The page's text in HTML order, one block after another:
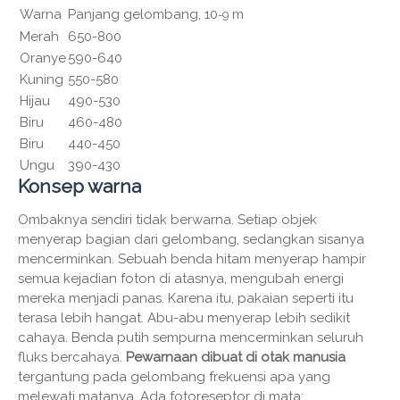
Warna Panjang gelombang, 10-9 m
Merah
650-800
Oranye590-640
Kuning 550-580
Hijau
490-530
Biru
460-480
Biru
440-450
Ungu
390-430
Konsep warna
Ombaknya sendiri tidak berwarna. Setiap objek
menyerap bagian dari gelombang, sedangkan sisanya
mencerminkan. Sebuah benda hitam menyerap hampir
semua kejadian foton di atasnya, mengubah energi
mereka menjadi panas. Karena itu, pakaian seperti itu
terasa lebih hangat. Abu-abu menyerap lebih sedikit
cahaya. Benda putih sempurna mencerminkan seluruh
fluks bercahaya. Pewarnaan dibuat di otak manusia
tergantung pada gelombang frekuensi apa yang
melewati matanya. Ada fotoreseptor di mata: